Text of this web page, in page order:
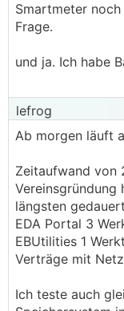
Smartmeter
Frage.
und ja. Ich habe
lefrog
Ab morgen läuft
Zeitaufwand von
Vereinsgründung
längsten
EDA Portal 3
EBUtilities 1
Verträge mit
Ich teste auch